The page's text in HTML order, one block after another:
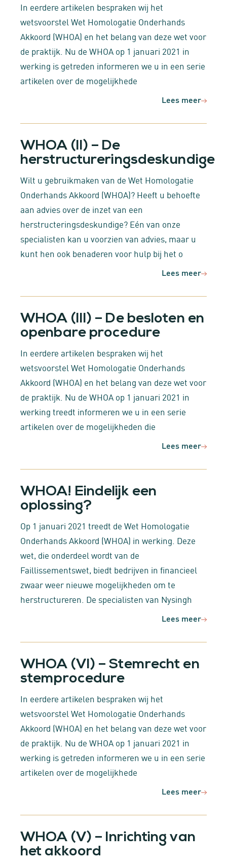
In eerdere artikelen bespraken wij het
wetsvoorstel Wet Homologatie Onderhands
Akkoord (WHOA) en het belang van deze wet voor
de praktijk. Nu de WHOA op 1 januari 2021 in
werking is getreden informeren we u in een serie
artikelen over de mogelijkhede
Lees meer
WHOA (II) – De
herstructureringsdeskundige
Wilt u gebruikmaken van de Wet Homologatie
Onderhands Akkoord (WHOA)? Heeft u behoefte
aan advies over de inzet van een
herstructeringsdeskundige? Eén van onze
specialisten kan u voorzien van advies, maar u
kunt hen ook benaderen voor hulp bij het o
Lees meer
WHOA (III) – De besloten en
openbare procedure
In eerdere artikelen bespraken wij het
wetsvoorstel Wet Homologatie Onderhands
Akkoord (WHOA) en het belang van deze wet voor
de praktijk. Nu de WHOA op 1 januari 2021 in
werking treedt informeren we u in een serie
artikelen over de mogelijkheden die
Lees meer
WHOA! Eindelijk een
oplossing?
Op 1 januari 2021 treedt de Wet Homologatie
Onderhands Akkoord (WHOA) in werking. Deze
wet, die onderdeel wordt van de
Faillissementswet, biedt bedrijven in financieel
zwaar weer nieuwe mogelijkheden om te
herstructureren. De specialisten van Nysingh
Lees meer
WHOA (VI) – Stemrecht en
stemprocedure
In eerdere artikelen bespraken wij het
wetsvoorstel Wet Homologatie Onderhands
Akkoord (WHOA) en het belang van deze wet voor
de praktijk. Nu de WHOA op 1 januari 2021 in
werking is getreden informeren we u in een serie
artikelen over de mogelijkhede
Lees meer
WHOA (V) – Inrichting van
het akkoord